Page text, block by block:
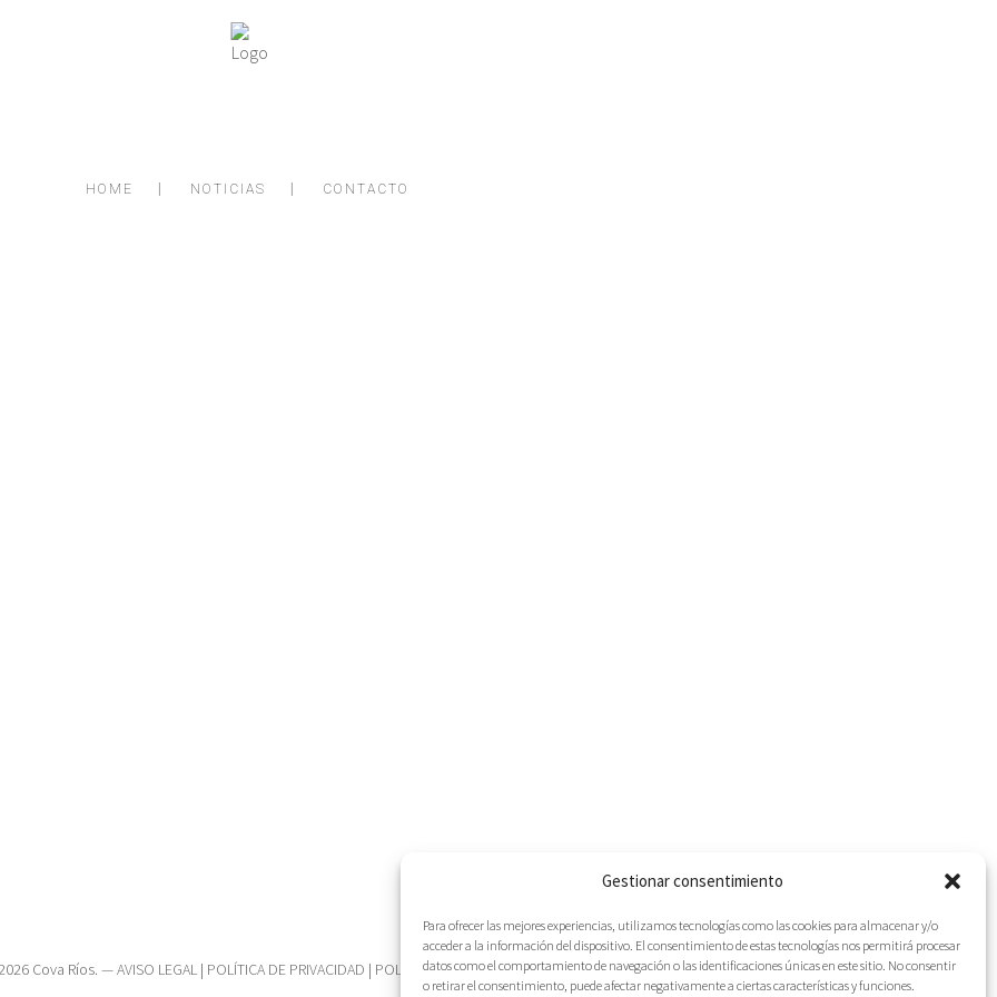
Gestionar consentimiento
Para ofrecer las mejores experiencias, utilizamos tecnologías como las cookies para almacenar y/o
acceder a la información del dispositivo. El consentimiento de estas tecnologías nos permitirá procesar
datos como el comportamiento de navegación o las identificaciones únicas en este sitio. No consentir
o retirar el consentimiento, puede afectar negativamente a ciertas características y funciones.
HOME NOTICIAS CONTACTO
Cova Ríos. —AVISO LEGAL | POLÍTICA DE PRIVACIDAD | POLÍTICA DE COOKIES